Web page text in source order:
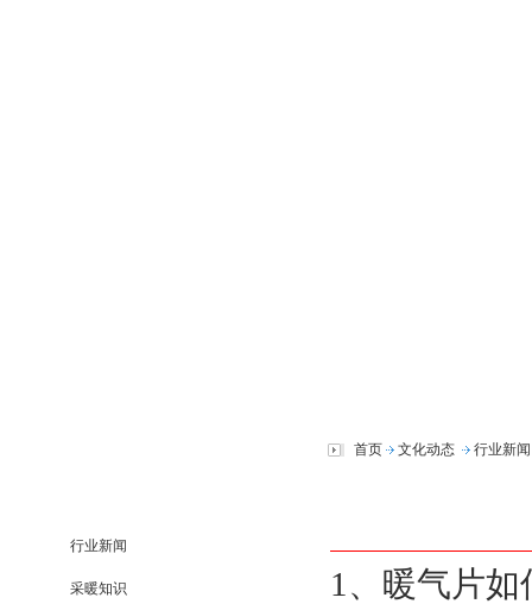
行业新闻
采暖知识
首页 文化动态 行业新闻
1、暖气片